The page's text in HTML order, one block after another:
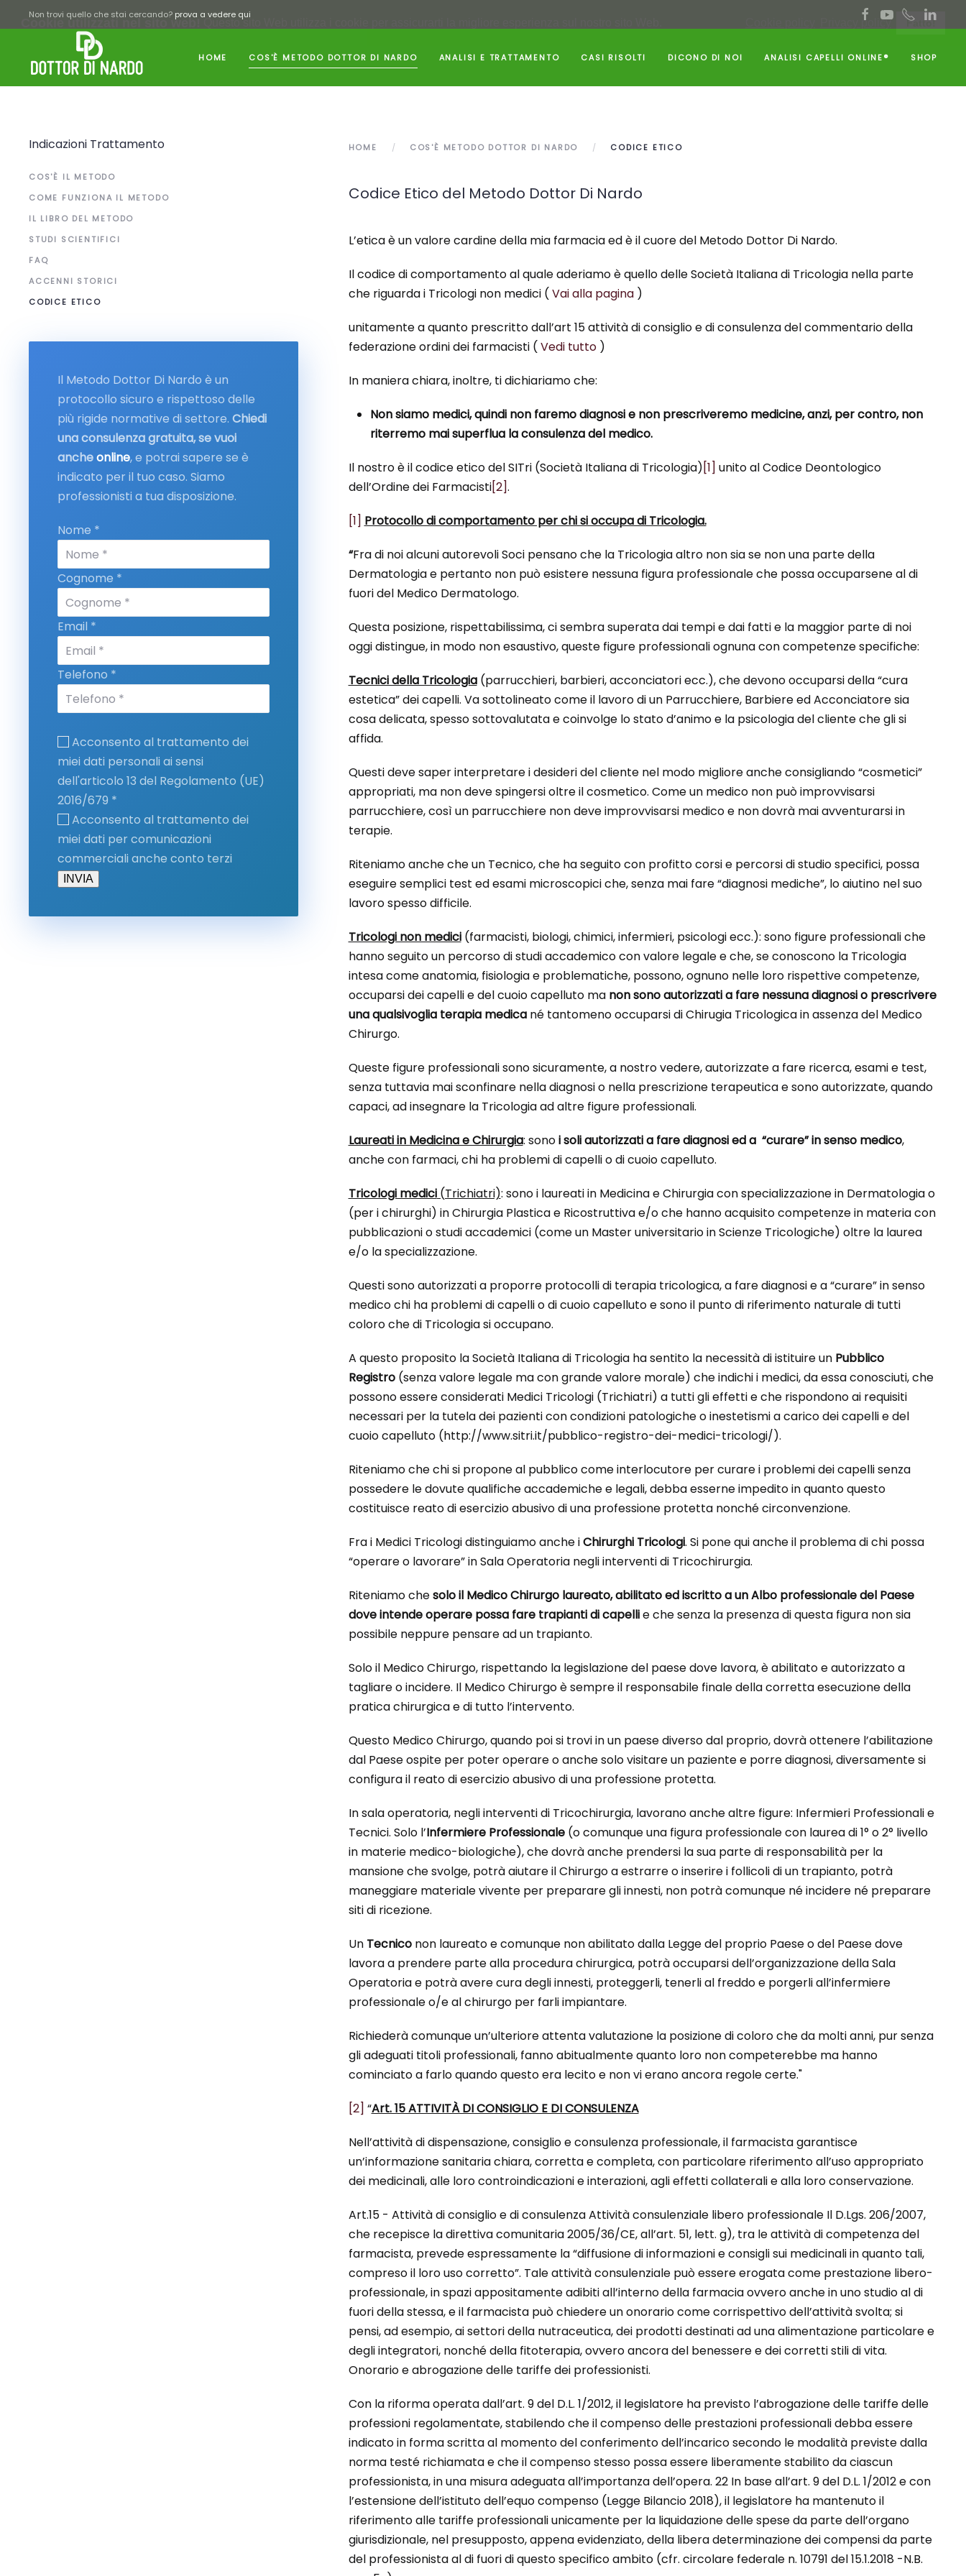
Cookie utilizzati nel sito web! Questo sito Web utilizza i cookie per assicurarti la migliore esperienza sul nostro sito Web. Privacy policy Fatto!
Non trovi quello che stai cercando? prova a vedere qui
HOME COS'È METODO DOTTOR DI NARDO ANALISI E TRATTAMENTO CASI RISOLTI DICONO DI NOI ANALISI CAPELLI ONLINE® SHOP
HOME COS'È METODO DOTTOR DI NARDO CODICE ETICO
Codice Etico del Metodo Dottor Di Nardo
L’etica è un valore cardine della mia farmacia ed è il cuore del Metodo Dottor Di Nardo.
Il codice di comportamento al quale aderiamo è quello delle Società Italiana di Tricologia nella parte
che riguarda i Tricologi non medici ( Vai alla pagina)
unitamente a quanto prescritto dall’art 15 attività di consiglio e di consulenza del commentario della
federazione ordini dei farmacisti ( Vedi tutto)
In maniera chiara, inoltre, ti dichiariamo che:
Non siamo medici, quindi non faremo diagnosi e non prescriveremo medicine, anzi, per contro, non
riterremo mai superflua la consulenza del medico.
Il nostro è il codice etico del SITri (Società Italiana di Tricologia)[1] unito al Codice Deontologico
dell’Ordine dei Farmacisti[2].
[1] Protocollo di comportamento per chi si occupa di Tricologia.
“Fra di noi alcuni autorevoli Soci pensano che la Tricologia altro non sia se non una parte della
Dermatologia e pertanto non può esistere nessuna figura professionale che possa occuparsene al di
fuori del Medico Dermatologo.
Questa posizione, rispettabilissima, ci sembra superata dai tempi e dai fatti e la maggior parte di noi
oggi distingue, in modo non esaustivo, queste figure professionali ognuna con competenze specifiche:
Tecnici della Tricologia(parrucchieri, barbieri, acconciatori ecc.), che devono occuparsi della “cura
estetica” dei capelli. Va sottolineato come il lavoro di un Parrucchiere, Barbiere ed Acconciatore sia
cosa delicata, spesso sottovalutata e coinvolge lo stato d’animo e la psicologia del cliente che gli si
affida.
Questi deve saper interpretare i desideri del cliente nel modo migliore anche consigliando “cosmetici”
appropriati, ma non deve spingersi oltre il cosmetico. Come un medico non può improvvisarsi
parrucchiere, così un parrucchiere non deve improvvisarsi medico e non dovrà mai avventurarsi in
terapie.
Riteniamo anche che un Tecnico, che ha seguito con profitto corsi e percorsi di studio specifici, possa
eseguire semplici test ed esami microscopici che, senza mai fare “diagnosi mediche”, lo aiutino nel suo
lavoro spesso difficile.
Tricologi non medici(farmacisti, biologi, chimici, infermieri, psicologi ecc.): sono figure professionali che
hanno seguito un percorso di studi accademico con valore legale e che, se conoscono la Tricologia
intesa come anatomia, fisiologia e problematiche, possono, ognuno nelle loro rispettive competenze,
occuparsi dei capelli e del cuoio capelluto ma non sono autorizzati a fare nessuna diagnosi o prescrivere
una qualsivoglia terapia medicané tantomeno occuparsi di Chirugia Tricologica in assenza del Medico
Chirurgo.
Queste figure professionali sono sicuramente, a nostro vedere, autorizzate a fare ricerca, esami e test,
senza tuttavia mai sconfinare nella diagnosi o nella prescrizione terapeutica e sono autorizzate, quando
capaci, ad insegnare la Tricologia ad altre figure professionali.
Laureati in Medicina e Chirurgia: sonoi soli autorizzati a fare diagnosi ed a “curare” in senso medico,
anche con farmaci, chi ha problemi di capelli o di cuoio capelluto.
Tricologi medici(Trichiatri): sono i laureati in Medicina e Chirurgia con specializzazione in Dermatologia o
(per i chirurghi) in Chirurgia Plastica e Ricostruttiva e/o che hanno acquisito competenze in materia con
pubblicazioni o studi accademici (come un Master universitario in Scienze Tricologiche) oltre la laurea
e/o la specializzazione.
Questi sono autorizzati a proporre protocolli di terapia tricologica, a fare diagnosi e a “curare” in senso
medico chi ha problemi di capelli o di cuoio capelluto e sono il punto di riferimento naturale di tutti
coloro che di Tricologia si occupano.
A questo proposito la Società Italiana di Tricologia ha sentito la necessità di istituire un Pubblico
Registro(senza valore legale ma con grande valore morale) che indichi i medici, da essa conosciuti, che
possono essere considerati Medici Tricologi (Trichiatri) a tutti gli effetti e che rispondono ai requisiti
necessari per la tutela dei pazienti con condizioni patologiche o inestetismi a carico dei capelli e del
cuoio capelluto (http://www.sitri.it/pubblico-registro-dei-medici-tricologi/).
Riteniamo che chi si propone al pubblico come interlocutore per curare i problemi dei capelli senza
possedere le dovute qualifiche accademiche e legali, debba esserne impedito in quanto questo
costituisce reato di esercizio abusivo di una professione protetta nonché circonvenzione.
Fra i Medici Tricologi distinguiamo anche iChirurghi Tricologi. Si pone qui anche il problema di chi possa
“operare o lavorare” in Sala Operatoria negli interventi di Tricochirurgia.
Riteniamo chesolo il Medico Chirurgo laureato, abilitato ed iscritto a un Albo professionale del Paese
dove intende operare possa fare trapianti di capellie che senza la presenza di questa figura non sia
possibile neppure pensare ad un trapianto.
Solo il Medico Chirurgo, rispettando la legislazione del paese dove lavora, è abilitato e autorizzato a
tagliare o incidere. Il Medico Chirurgo è sempre il responsabile finale della corretta esecuzione della
pratica chirurgica e di tutto l’intervento.
Questo Medico Chirurgo, quando poi si trovi in un paese diverso dal proprio, dovrà ottenere l’abilitazione
dal Paese ospite per poter operare o anche solo visitare un paziente e porre diagnosi, diversamente si
configura il reato di esercizio abusivo di una professione protetta.
In sala operatoria, negli interventi di Tricochirurgia, lavorano anche altre figure: Infermieri Professionali e
Tecnici. Solo l’Infermiere Professionale(o comunque una figura professionale con laurea di 1° o 2° livello
in materie medico-biologiche), che dovrà anche prendersi la sua parte di responsabilità per la
mansione che svolge, potrà aiutare il Chirurgo a estrarre o inserire i follicoli di un trapianto, potrà
maneggiare materiale vivente per preparare gli innesti, non potrà comunque né incidere né preparare
siti di ricezione.
Un Tecniconon laureato e comunque non abilitato dalla Legge del proprio Paese o del Paese dove
lavora a prendere parte alla procedura chirurgica, potrà occuparsi dell’organizzazione della Sala
Operatoria e potrà avere cura degli innesti, proteggerli, tenerli al freddo e porgerli all’infermiere
professionale o/e al chirurgo per farli impiantare.
Richiederà comunque un’ulteriore attenta valutazione la posizione di coloro che da molti anni, pur senza
gli adeguati titoli professionali, fanno abitualmente quanto loro non competerebbe ma hanno
cominciato a farlo quando questo era lecito e non vi erano ancora regole certe."
[2] “Art. 15 ATTIVITÀ DI CONSIGLIO E DI CONSULENZA
Nell’attività di dispensazione, consiglio e consulenza professionale, il farmacista garantisce
un’informazione sanitaria chiara, corretta e completa, con particolare riferimento all’uso appropriato
dei medicinali, alle loro controindicazioni e interazioni, agli effetti collaterali e alla loro conservazione.
Art.15 - Attività di consiglio e di consulenza Attività consulenziale libero professionale Il D.Lgs. 206/2007,
che recepisce la direttiva comunitaria 2005/36/CE, all’art. 51, lett. g), tra le attività di competenza del
farmacista, prevede espressamente la “diffusione di informazioni e consigli sui medicinali in quanto tali,
compreso il loro uso corretto”. Tale attività consulenziale può essere erogata come prestazione libero-
professionale, in spazi appositamente adibiti all’interno della farmacia ovvero anche in uno studio al di
fuori della stessa, e il farmacista può chiedere un onorario come corrispettivo dell’attività svolta; si
pensi, ad esempio, ai settori della nutraceutica, dei prodotti destinati ad una alimentazione particolare e
degli integratori, nonché della fitoterapia, ovvero ancora del benessere e dei corretti stili di vita.
Onorario e abrogazione delle tariffe dei professionisti.
Con la riforma operata dall’art. 9 del D.L. 1/2012, il legislatore ha previsto l’abrogazione delle tariffe delle
professioni regolamentate, stabilendo che il compenso delle prestazioni professionali debba essere
indicato in forma scritta al momento del conferimento dell’incarico secondo le modalità previste dalla
norma testé richiamata e che il compenso stesso possa essere liberamente stabilito da ciascun
professionista, in una misura adeguata all’importanza dell’opera. 22 In base all’art. 9 del D.L. 1/2012 e con
l’estensione dell’istituto dell’equo compenso (Legge Bilancio 2018), il legislatore ha mantenuto il
riferimento alle tariffe professionali unicamente per la liquidazione delle spese da parte dell’organo
giurisdizionale, nel presupposto, appena evidenziato, della libera determinazione dei compensi da parte
del professionista al di fuori di questo specifico ambito (cfr. circolare federale n. 10791 del 15.1.2018 -N.B.
Indicazioni Trattamento
COS'È IL METODO
COME FUNZIONA IL METODO
IL LIBRO DEL METODO
STUDI SCIENTIFICI
FAQ
ACCENNI STORICI
CODICE ETICO
Il Metodo Dottor Di Nardo è un
protocollo sicuro e rispettoso delle
più rigide normative di settore. Chiedi
una consulenza gratuita, se vuoi
ancheonline, e potrai sapere se è
indicato per il tuo caso. Siamo
professionisti a tua disposizione.
Nome *
Cognome *
Email *
Telefono *
Acconsento al trattamento dei
miei dati personali ai sensi
dell'articolo 13 del Regolamento (UE)
2016/679 *
Acconsento al trattamento dei
miei dati per comunicazioni
commerciali anche conto terzi
INVIA